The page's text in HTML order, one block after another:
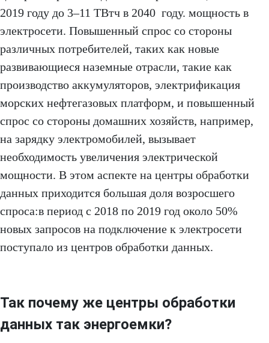
2019 году до 3–11 ТВтч в 2040 году. мощность в
электросети. Повышенный спрос со стороны
различных потребителей, таких как новые
развивающиеся наземные отрасли, такие как
производство аккумуляторов, электрификация
морских нефтегазовых платформ, и повышенный
спрос со стороны домашних хозяйств, например,
на зарядку электромобилей, вызывает
необходимость увеличения электрической
мощности. В этом аспекте на центры обработки
данных приходится большая доля возросшего
спроса:в период с 2018 по 2019 год около 50%
новых запросов на подключение к электросети
поступало из центров обработки данных.
Так почему же центры обработки
данных так энергоемки?